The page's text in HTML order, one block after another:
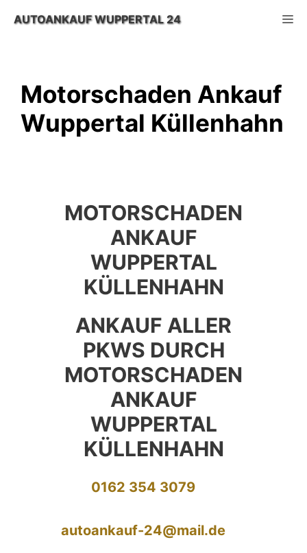
InhaltAUTOANKAUF WUPPERTAL 24
Motorschaden Ankauf
Wuppertal Küllenhahn
MOTORSCHADEN
ANKAUF
WUPPERTAL
KÜLLENHAHN
ANKAUF ALLER
PKWS DURCH
MOTORSCHADEN
ANKAUF
WUPPERTAL
KÜLLENHAHN
0162 354 3079
autoankauf-24@mail.de